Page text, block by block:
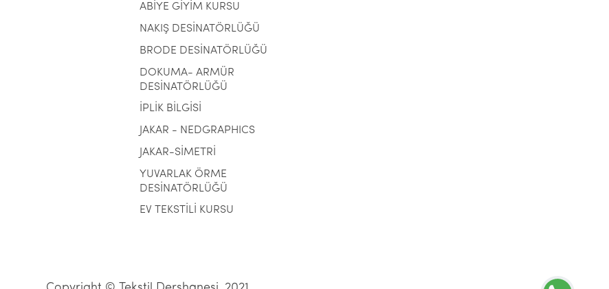
ABİYE GİYİM KURSU
NAKIŞ DESİNATÖRLÜĞÜ
BRODE DESİNATÖRLÜĞÜ
DOKUMA- ARMÜR
DESİNATÖRLÜĞÜ
İPLİK BİLGİSİ
JAKAR - NEDGRAPHICS
JAKAR-SİMETRİ
YUVARLAK ÖRME
DESİNATÖRLÜĞÜ
EV TEKSTİLİ KURSU